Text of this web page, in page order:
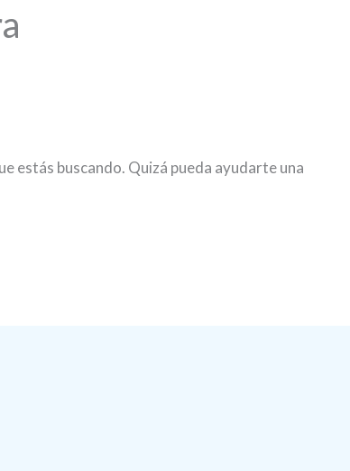
estás buscando. Quizá pueda ayudarte una